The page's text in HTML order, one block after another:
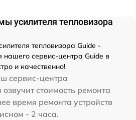
усилителя тепловизора
тепловизора Guide -
сервис-центра Guide в
и качественно!
сервис-центра
стоимость ремонта
время ремонта устройств
- 2 часа.